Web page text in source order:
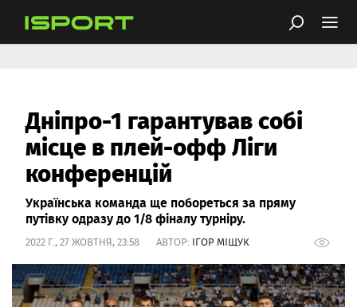
Дніпро-1 гарантував собі
місце в плей-офф Ліги
конференцій
Українська команда ще побореться за пряму
путівку одразу до 1/8 фіналу турніру.
2022 Г., 27 ЖОВТНЯ, 23:58 АВТОР: ІГОР МІЩУК